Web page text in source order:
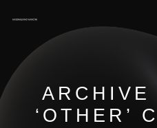
ARCHIVE
‘OTHER’